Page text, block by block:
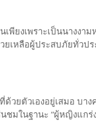
พียงเพราะเป็นนางงา
ยเหลือผู้ประสบภัยทั่วป
วยตัวเองอยู่เสมอ บา
ชมในฐานะ “ผู้หญิงแก